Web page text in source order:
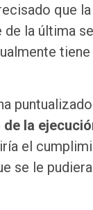
que
de la última
tiene
la
el
se le